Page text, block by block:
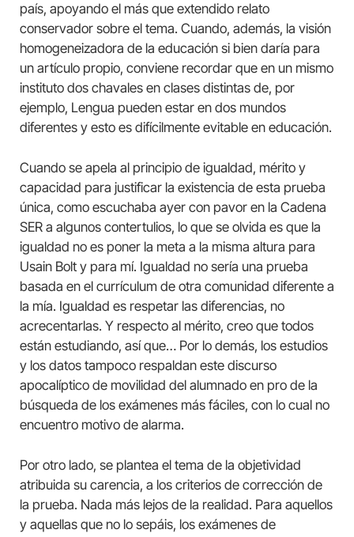
país, apoyando el más que extendido relato
conservador sobre el tema. Cuando, además, la visión
homogeneizadora de la educación si bien daría para
un artículo propio, conviene recordar que en un mismo
instituto dos chavales en clases distintas de, por
ejemplo, Lengua pueden estar en dos mundos
diferentes y esto es difícilmente evitable en educación.
Cuando se apela al principio de igualdad, mérito y
capacidad para justificar la existencia de esta prueba
única, como escuchaba ayer con pavor en la Cadena
SER a algunos contertulios, lo que se olvida es que la
igualdad no es poner la meta a la misma altura para
Usain Bolt y para mí. Igualdad no sería una prueba
basada en el currículum de otra comunidad diferente a
la mía. Igualdad es respetar las diferencias, no
acrecentarlas. Y respecto al mérito, creo que todos
están estudiando, así que… Por lo demás, los estudios
y los datos tampoco respaldan este discurso
apocalíptico de movilidad del alumnado en pro de la
búsqueda de los exámenes más fáciles, con lo cual no
encuentro motivo de alarma.
Por otro lado, se plantea el tema de la objetividad
atribuida su carencia, a los criterios de corrección de
la prueba. Nada más lejos de la realidad. Para aquellos
y aquellas que no lo sepáis, los exámenes de